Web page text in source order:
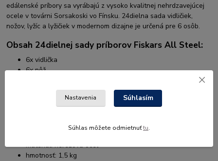
edálenské príbory sa vyrábajú z vysoko kvalitnej nehrdzavejúcej
ocele v továrni Sorsakoski vo Fínsku. 24dielna sada vidličiek,
nožov, lyžíc a lyžičiek v modernom dizajne je určená pre 6 osôb.
Obsah 24dielnej sady príborov Fiskars All Steel:
6x vidlička
6x nôž
Technické parametre 24dielnej sady príborov
materiál: nerezová oceľ
hmotnosť: 1,5 kg
Nastavenia Súhlasím
Súhlas môžete odmietnuťtu.